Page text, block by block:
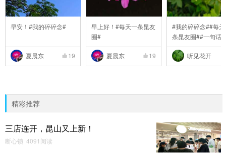
早安！#我的碎碎念#
夏晨东 19
早上好！#每天一条昆友
圈#
夏晨东 19
#我的碎碎念##每
条昆友圈##一句话
..
听见花开
精彩推荐
三店连开，昆山又上新！
断心锁 4091阅读